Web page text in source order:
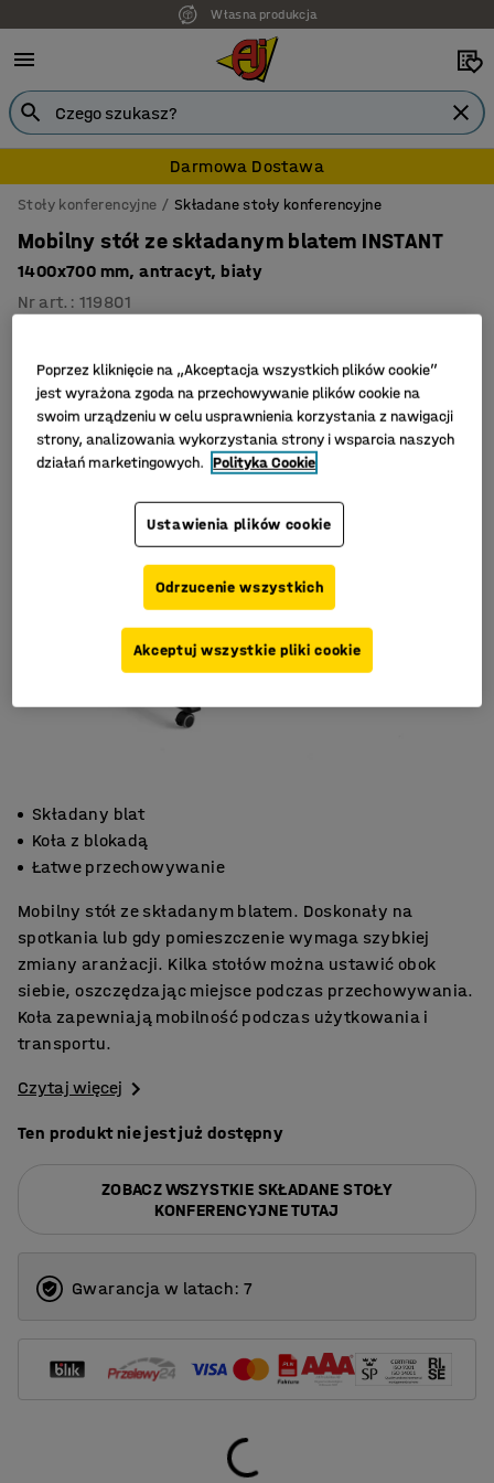
Własna produkcja
Darmowa Dostawa
Stoły konferencyjne Składane stoły konferencyjne
Mobilny stół ze składanym blatem INSTANT
1400x700 mm, antracyt, biały
Nr art. : 119801
Składany blat
Koła z blokadą
Łatwe przechowywanie
Mobilny stół ze składanym blatem. Doskonały na
spotkania lub gdy pomieszczenie wymaga szybkiej
zmiany aranżacji. Kilka stołów można ustawić obok
siebie, oszczędzając miejsce podczas przechowywania.
Koła zapewniają mobilność podczas użytkowania i
transportu.
Czytaj więcej
Ten produkt nie jest już dostępny
ZOBACZ WSZYSTKIE SKŁADANE STOŁY
KONFERENCYJNE TUTAJ
Gwarancja w latach: 7
Poprzez kliknięcie na „Akceptacja wszystkich plików cookie”
jest wyrażona zgoda na przechowywanie plików cookie na
swoim urządzeniu w celu usprawnienia korzystania z nawigacji
strony, analizowania wykorzystania strony i wsparcia naszych
działań marketingowych. Polityka Cookie
Ustawienia plików cookie
Odrzucenie wszystkich
Akceptuj wszystkie pliki cookie